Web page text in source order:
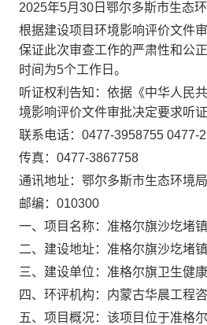
2025年5月30日鄂尔多斯市生态
根据建设项目环境影响评价文件
保证此次审查工作的严肃性和公
时间为5个工作日。
听证权利告知：依据《中华人民
境影响评价文件审批决定要求听证
联系电话：0477-3958755 0477-
传真：0477-3867758
通讯地址：鄂尔多斯市生态环境
邮编：010300
一、项目名称：准格尔旗沙圪堵
二、建设地址：准格尔旗沙圪堵
三、建设单位：准格尔旗卫生健
四、环评机构：内蒙古华晨工程
五、项目概况：该项目位于准格